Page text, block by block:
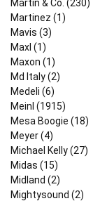
Martin & Co. (230)
Martinez (1)
Mavis (3)
Maxl (1)
Maxon (1)
Md Italy (2)
Medeli (6)
Meinl (1915)
Mesa Boogie (18)
Meyer (4)
Michael Kelly (27)
Midas (15)
Midland (2)
Mightysound (2)